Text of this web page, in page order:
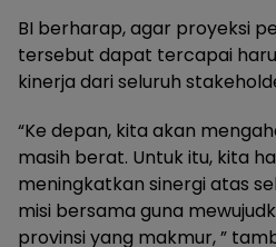
BI berharap, agar proyeksi
tersebut dapat tercapai
kinerja dari seluruh
“Ke depan, kita akan
masih berat. Untuk itu, kita
meningkatkan sinergi atas
misi bersama guna
provinsi yang makmur, ”